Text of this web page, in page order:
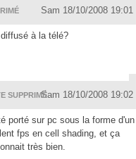
Sam 18/10/2008 19:01
à la télé?
SUPPRIMÉSam 18/10/2008 19:02
porté sur pc sous la forme d'un
fps en cell shading, et ça
très bien.